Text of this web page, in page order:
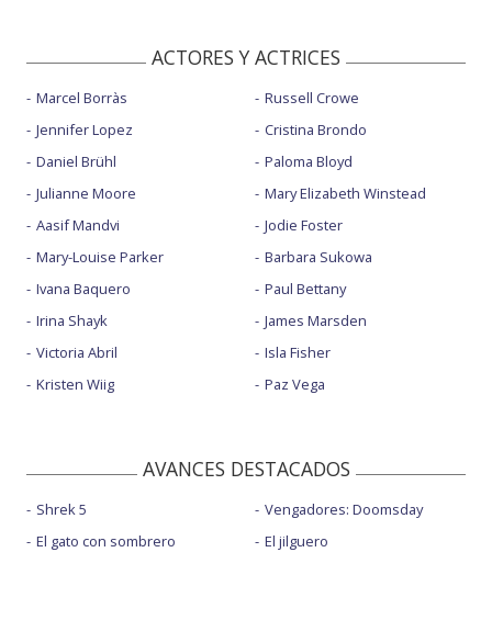
ACTORES Y ACTRICES
Marcel Borràs
Jennifer Lopez
Daniel Brühl
Julianne Moore
Aasif Mandvi
Mary-Louise Parker
Ivana Baquero
Irina Shayk
Victoria Abril
Kristen Wiig
Russell Crowe
Cristina Brondo
Paloma Bloyd
Mary Elizabeth Winstead
Jodie Foster
Barbara Sukowa
Paul Bettany
James Marsden
Isla Fisher
Paz Vega
AVANCES DESTACADOS
Shrek 5
El gato con sombrero
Vengadores: Doomsday
El jilguero